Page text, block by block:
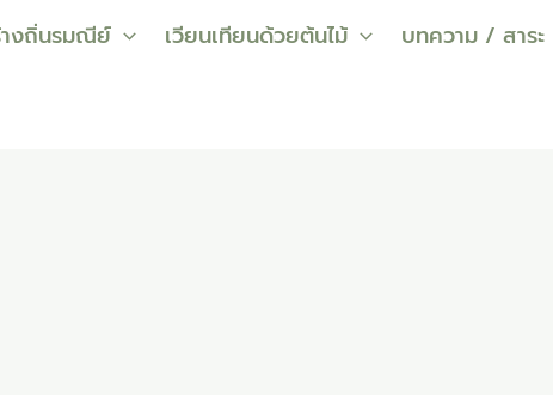
งถิ่นรมณีย์ เวียนเทียนด้วยต้นไม้ บทความ / สาระ